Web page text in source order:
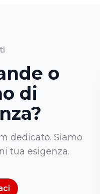
o
di
dedicato. Siamo
tua esigenza.